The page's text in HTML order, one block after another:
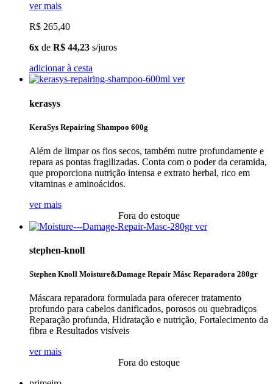
ver mais
R$ 265,40
6x de R$ 44,23 s/juros
adicionar à cesta
ver
kerasys
KeraSys Repairing Shampoo 600g
Além de limpar os fios secos, também nutre profundamente e
repara as pontas fragilizadas. Conta com o poder da ceramida,
que proporciona nutrição intensa e extrato herbal, rico em
vitaminas e aminoácidos.
ver mais
Fora do estoque
ver
stephen-knoll
Stephen Knoll Moisture&Damage Repair Másc Reparadora 280gr
Máscara reparadora formulada para oferecer tratamento
profundo para cabelos danificados, porosos ou quebradiços
Reparação profunda, Hidratação e nutrição, Fortalecimento da
fibra e Resultados visíveis
ver mais
Fora do estoque